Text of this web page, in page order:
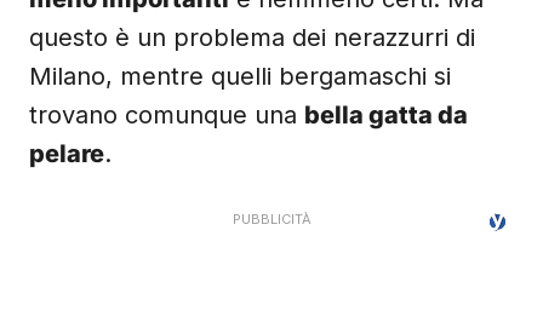
questo è un problema dei nerazzurri di
Milano, mentre quelli bergamaschi si
trovano comunque una bella gatta da
pelare.